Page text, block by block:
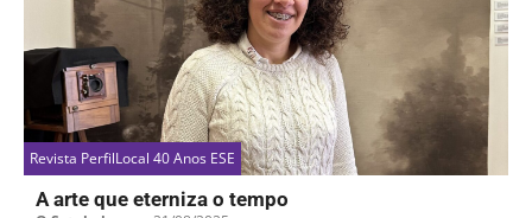
Revista PerfilLocal 40 Anos ESE
A arte que eterniza o tempo